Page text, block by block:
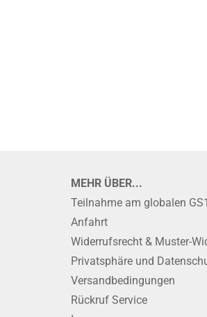
MEHR ÜBER...
Teilnahme am globalen
Anfahrt
Widerrufsrecht & Muster-
Privatsphäre und
Versandbedingungen
Rückruf Service